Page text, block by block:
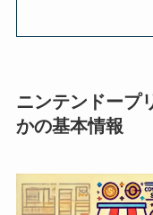
ニンテンドープ
かの基本情報